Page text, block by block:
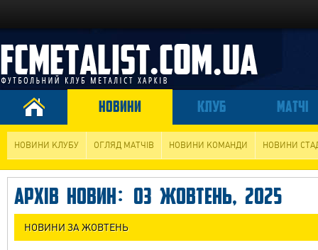
НОВИНИ КЛУБ МАТЧІ
НОВИНИ КЛУБУ ОГЛЯД МАТЧІВ НОВИНИ КОМАНДИ НОВИНИ
АРХІВ НОВИН: 03 ЖОВТЕНЬ, 2025
НОВИНИ ЗА ЖОВТЕНЬ